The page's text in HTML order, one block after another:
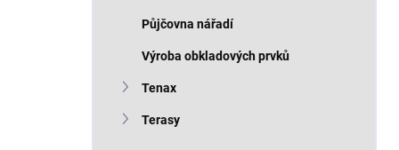
Půjčovna nářadí
Výroba obkladových prvků
Tenax
Terasy